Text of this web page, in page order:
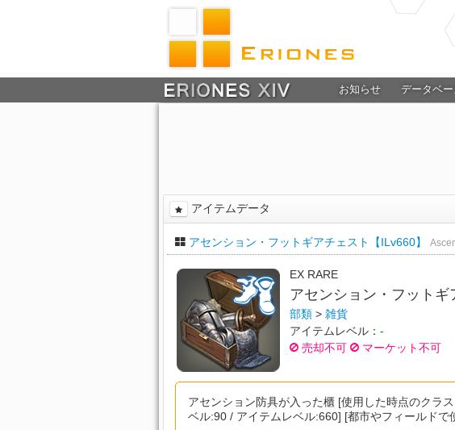
お知らせ データベー
アイテムデータ
アセンション・フットギアチェスト【ILv660】
EX RARE
アセンション・フットギ
部類 > 雑貨
アイテムレベル： -
売却不可
マーケット不可
アセンション防具が入った櫃 [使用した時点のクラ
ベル:90 / アイテムレベル:660] [都市やフィールドで